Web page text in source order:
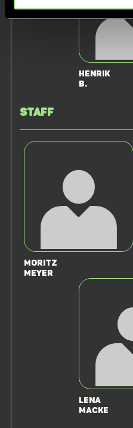
Henrik
B.
Staff
Moritz
Meyer
Lena
Macke